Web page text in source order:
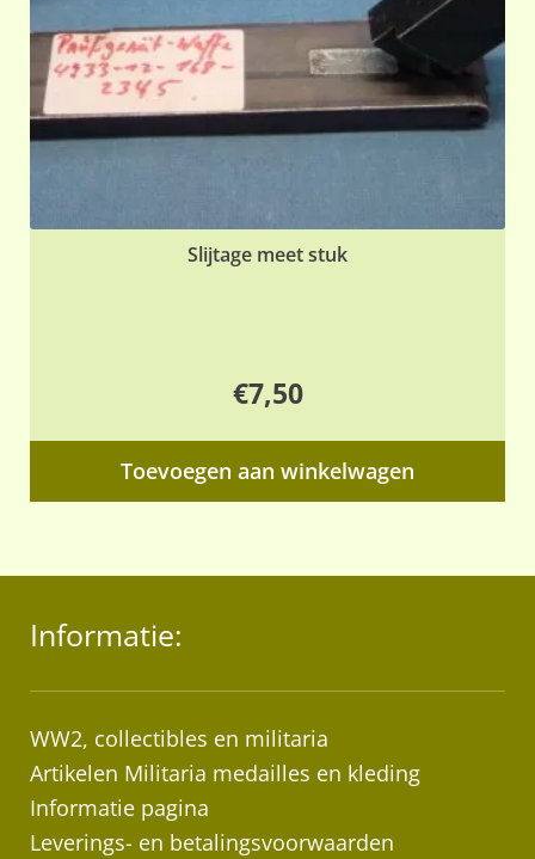
Slijtage meet stuk
€7,50
Toevoegen aan winkelwagen
Informatie:
WW2, collectibles en militaria
Artikelen Militaria medailles en kleding
Informatie pagina
Leverings- en betalingsvoorwaarden